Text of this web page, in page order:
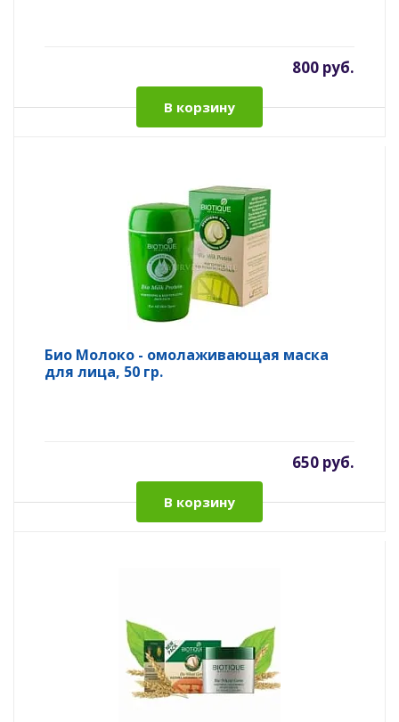
800 руб.
В корзину
Био Молоко - омолаживающая маска
для лица, 50 гр.
650 руб.
В корзину